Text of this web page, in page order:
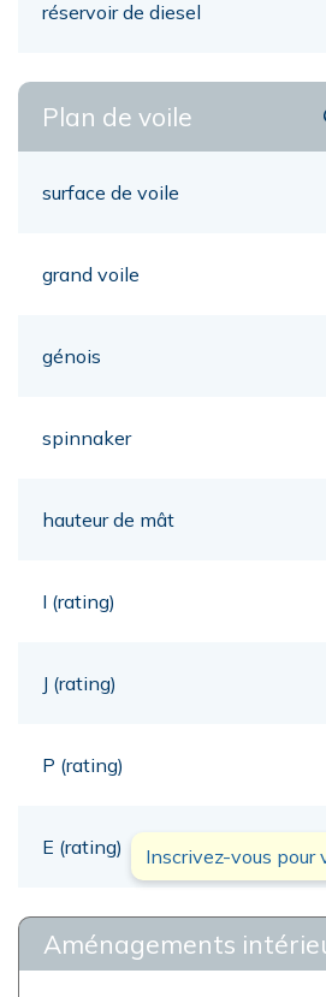
réservoir de diesel
Plan de voile
surface de voile
grand voile
génois
spinnaker
hauteur de mât
I (rating)
J (rating)
P (rating)
E (rating) Inscrivez-vous pour
Aménagements